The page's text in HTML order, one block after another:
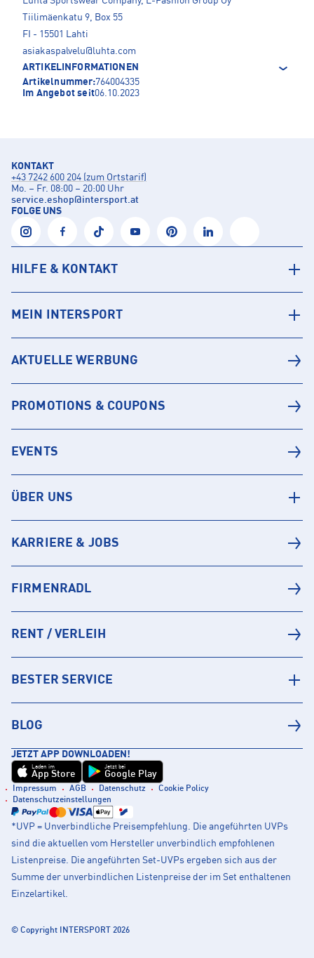
Tiilimäenkatu 9, Box 55
FI - 15501 Lahti
asiakaspalvelu@luhta.com
ARTIKELINFORMATIONEN
Artikelnummer:764004335
Im Angebot seit06.10.2023
KONTAKT
+43 7242 600 204 (zum Ortstarif)
Mo. – Fr. 08:00 – 20:00 Uhr
service.eshop@intersport.at
FOLGE UNS
HILFE & KONTAKT
MEIN INTERSPORT
AKTUELLE WERBUNG
PROMOTIONS & COUPONS
EVENTS
ÜBER UNS
KARRIERE & JOBS
FIRMENRADL
RENT / VERLEIH
BESTER SERVICE
BLOG
JETZT APP DOWNLOADEN!
Laden im
App Store
Jetzt bei
Google Play
Impressum AGB Datenschutz
Cookie Policy
Datenschutzeinstellungen
*UVP = Unverbindliche Preisempfehlung. Die angeführten UVPs
sind die aktuellen vom Hersteller unverbindlich empfohlenen
Listenpreise. Die angeführten Set-UVPs ergeben sich aus der
Summe der unverbindlichen Listenpreise der im Set enthaltenen
Einzelartikel.
© Copyright INTERSPORT 2026